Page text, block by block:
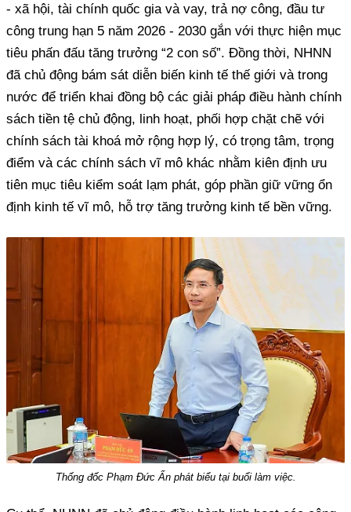
- xã hội, tài chính quốc gia và vay, trả nợ công, đầu tư
công trung hạn 5 năm 2026 - 2030 gắn với thực hiện mục
tiêu phấn đấu tăng trưởng “2 con số”. Đồng thời, NHNN
đã chủ động bám sát diễn biến kinh tế thế giới và trong
nước để triển khai đồng bộ các giải pháp điều hành chính
sách tiền tệ chủ động, linh hoạt, phối hợp chặt chẽ với
chính sách tài khoá mở rộng hợp lý, có trọng tâm, trọng
điểm và các chính sách vĩ mô khác nhằm kiên định ưu
tiên mục tiêu kiểm soát lạm phát, góp phần giữ vững ổn
định kinh tế vĩ mô, hỗ trợ tăng trưởng kinh tế bền vững.
Thống đốc Phạm Đức Ấn phát biểu tại buổi làm việc.